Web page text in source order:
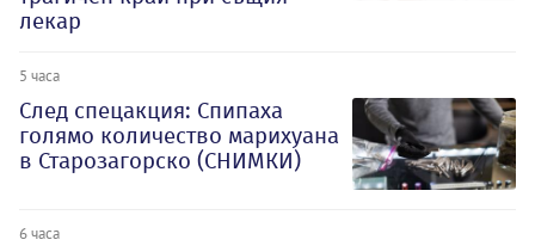
лекар
5 часа
След спецакция: Спипаха
голямо количество марихуана
в Старозагорско (СНИМКИ)
6 часа